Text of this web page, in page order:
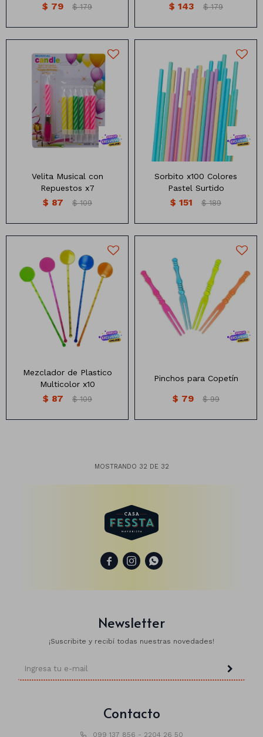
$ 79 $ 179 $ 143 $ 179
Vela musical con respuestos
x7 unidades
Diferentes colores
Velita Musical con
Repuestos x7
$ 87 $ 109
Sorbitos color pastel
paquete x100
Material: cartón
Sorbito x100 Colores
Pastel Surtido
$ 151 $ 189
Mezcaldor Multicolor x10
Mezclador de Plastico
Multicolor x10
$ 87 $ 109
Pinchos para copetin
Pinchos para Copetín
$ 79 $ 99
MOSTRANDO 32 DE 32
  
Contacto
099 137 856 - 2204 26 50
Newsletter
¡Suscribite y recibí todas nuestras novedades!